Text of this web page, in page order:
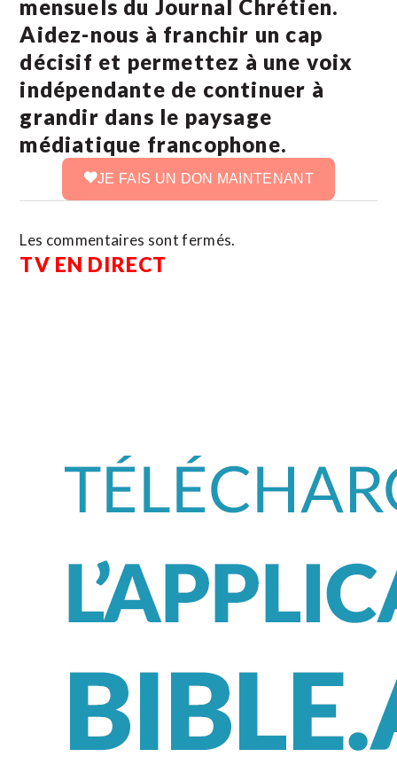
mensuels du Journal Chrétien.
Aidez-nous à franchir un cap
décisif et permettez à une voix
indépendante de continuer à
grandir dans le paysage
médiatique francophone.
JE FAIS UN DON MAINTENANT
Les commentaires sont fermés.
TV EN DIRECT